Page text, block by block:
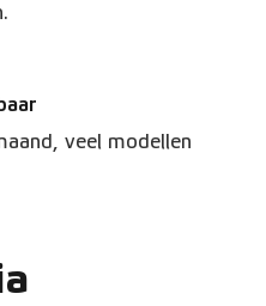
veel modellen